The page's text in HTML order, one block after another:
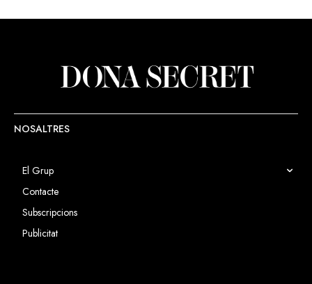
NOSALTRES
El Grup
Contacte
Subscripcions
Publicitat